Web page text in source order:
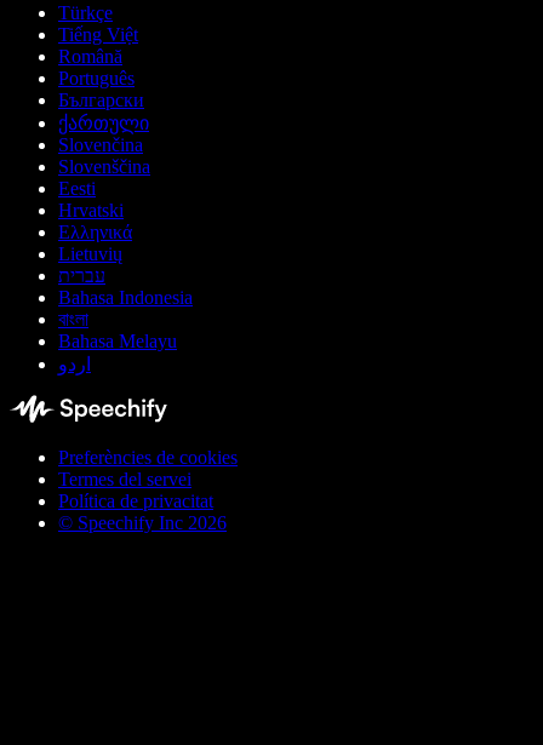
Türkçe
Tiếng Việt
Română
Português
Български
ქართული
Slovenčina
Slovenščina
Eesti
Hrvatski
Ελληνικά
Lietuvių
עברית
Bahasa Indonesia
বাংলা
Bahasa Melayu
اردو
Preferències de cookies
Termes del servei
Política de privacitat
© Speechify Inc 2026